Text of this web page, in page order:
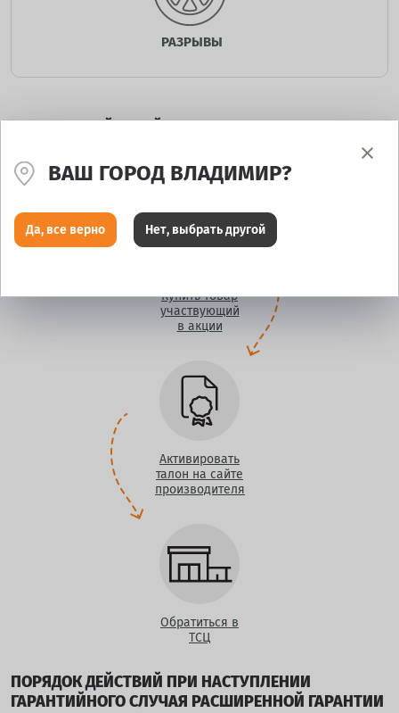
РАЗРЫВЫ
Купить товар
участвующий
в акции
Активировать
талон на сайте
производителя
Обратиться в
ТСЦ
ПОРЯДОК ДЕЙСТВИЙ ПРИ НАСТУПЛЕНИИ
ГАРАНТИЙНОГО СЛУЧАЯ РАСШИРЕННОЙ ГАРАНТИИ
ВАШ ГОРОД ВЛАДИМИР?
Да, все верно Нет, выбрать другой